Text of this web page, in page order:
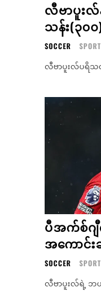
လီဗာပူးလ်
သန်း(၃၀
SOCCER
လီဗာပူးလ်ပရိ
ပီအက်စ်ဂ
အကောင်
SOCCER
လီဗာပူးလ်ရဲ့ ဘ